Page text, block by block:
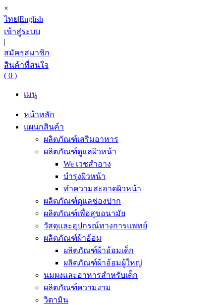
×
ไทย|English
เข้าสู่ระบบ
|
สมัครสมาชิก
สินค้าที่สนใจ
( 0 )
เมนู
หน้าหลัก
แผนกสินค้า
ผลิตภัณฑ์เสริมอาหาร
ผลิตภัณฑ์ดูแลผิวหน้า
We เวชสำอาง
บำรุงผิวหน้า
ทำความสะอาดผิวหน้า
ผลิตภัณฑ์ดูแลช่องปาก
ผลิตภัณฑ์เพื่อสุขอนามัย
วัสดุและอุปกรณ์ทางการแพทย์
ผลิตภัณฑ์ผ้าอ้อม
ผลิตภัณฑ์ผ้าอ้อมเด็ก
ผลิตภัณฑ์ผ้าอ้อมผู้ใหญ่
นมผงและอาหารสำหรับเด็ก
ผลิตภัณฑ์ความงาม
วิตามิน